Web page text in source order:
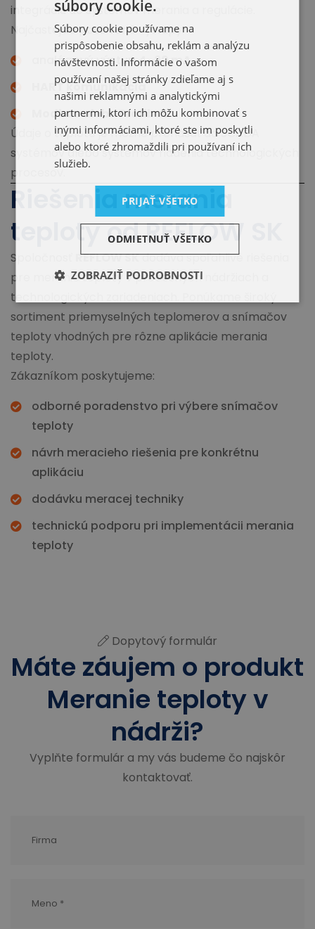
integráciu do systémov merania a regulácie.
Najčastejšie používané výstupy:
analógový výstup4–20 mA
HART komunikácia
Modbus alebo Profibus
Údaje o teplote je možné prenášať do SCADA
systémov alebo systémov riadenia technologických
procesov.
Riešenia merania
teploty od REFLOW SK
Spoločnosť REFLOW SKdodáva spoľahlivé riešenia
pre meranie teploty v procesných nádržiach a
technologických zariadeniach. Ponúkame široký
sortiment priemyselných teplomerov a snímačov
teploty vhodných pre rôzne aplikácie merania
teploty.
Zákazníkom poskytujeme:
odborné poradenstvo pri výbere snímačov
teploty
návrh meracieho riešenia pre konkrétnu
aplikáciu
dodávku meracej techniky
technickú podporu pri implementácii merania
teploty
Dopytový formulár
Máte záujem o produkt
Meranie teploty v
nádrži?
Vyplňte formulár a my vás budeme čo najskôr
kontaktovať.
súbory cookie.
Súbory cookie používame na
prispôsobenie obsahu, reklám a analýzu
návštevnosti. Informácie o vašom
používaní našej stránky zdieľame aj s
našimi reklamnými a analytickými
partnermi, ktorí ich môžu kombinovať s
inými informáciami, ktoré ste im poskytli
alebo ktoré zhromaždili pri používaní ich
služieb.
PRIJAŤ VŠETKO
ODMIETNUŤ VŠETKO
ZOBRAZIŤ PODROBNOSTI